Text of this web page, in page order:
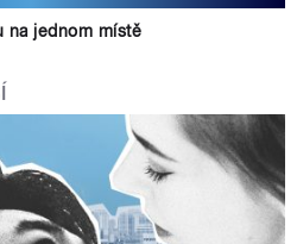
na jednom místě